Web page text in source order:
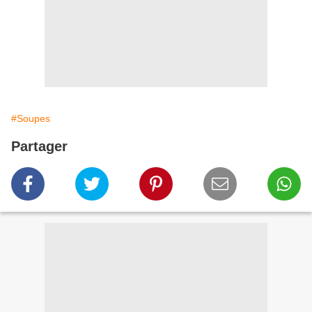
#Soupes
Partager